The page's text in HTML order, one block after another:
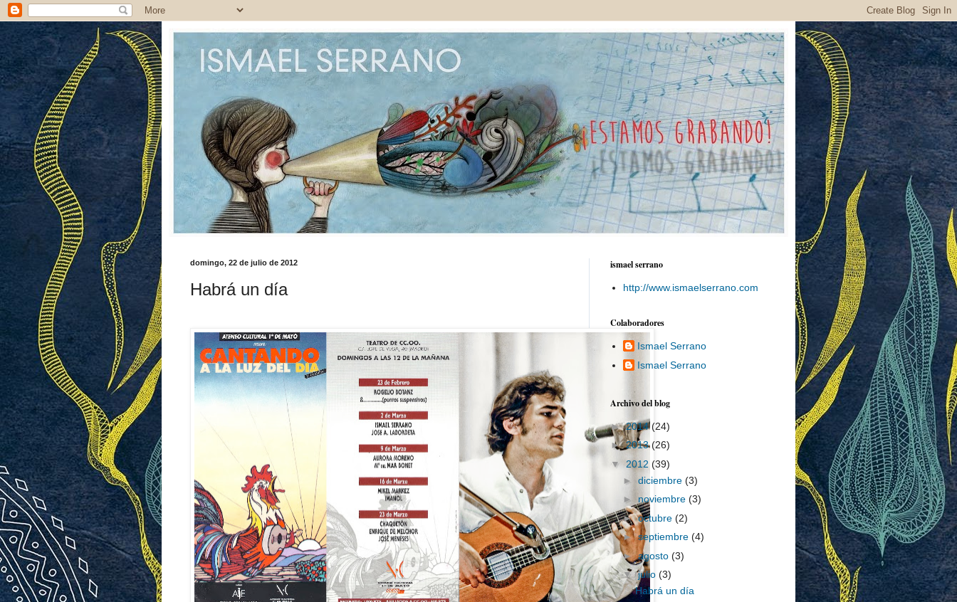
domingo, 22 de julio de 2012
Habrá un día
ismael serrano
http://www.ismaelserrano.com
Colaboradores
Ismael Serrano
Ismael Serrano
Archivo del blog
►2014(24)
►2013(26)
▼ 2012 (39)
► diciembre (3)
► noviembre (3)
►octubre (2)
►septiembre (4)
►agosto (3)
▼julio (3)
Habrá un día